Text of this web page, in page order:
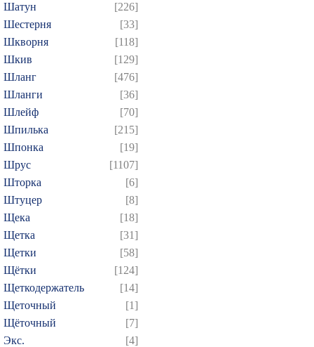
Шатун
[226]
Шестерня
[33]
Шкворня
[118]
Шкив
[129]
Шланг
[476]
Шланги
[36]
Шлейф
[70]
Шпилька
[215]
Шпонка
[19]
Шрус
[1107]
Шторка
[6]
Штуцер
[8]
Щека
[18]
Щетка
[31]
Щетки
[58]
Щётки
[124]
Щеткодержатель
[14]
Щеточный
[1]
Щёточный
[7]
Экс.
[4]